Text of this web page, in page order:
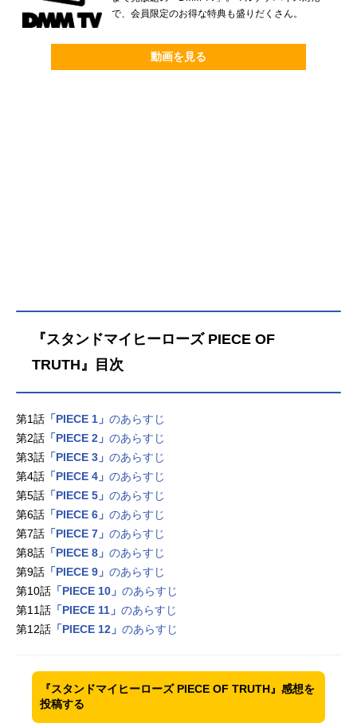
で、会員限定のお得な特典も盛りだくさん。
動画を見る
『スタンドマイヒーローズ PIECE OF
TRUTH』目次
第1話 「PIECE 1」 のあらすじ
第2話 「PIECE 2」 のあらすじ
第3話 「PIECE 3」 のあらすじ
第4話 「PIECE 4」 のあらすじ
第5話 「PIECE 5」 のあらすじ
第6話 「PIECE 6」 のあらすじ
第7話 「PIECE 7」 のあらすじ
第8話 「PIECE 8」 のあらすじ
第9話 「PIECE 9」 のあらすじ
第10話 「PIECE 10」 のあらすじ
第11話 「PIECE 11」 のあらすじ
第12話 「PIECE 12」 のあらすじ
『スタンドマイヒーローズ PIECE OF TRUTH』感想を
投稿する